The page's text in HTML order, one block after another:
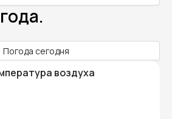
Погода сегодня
воздуха